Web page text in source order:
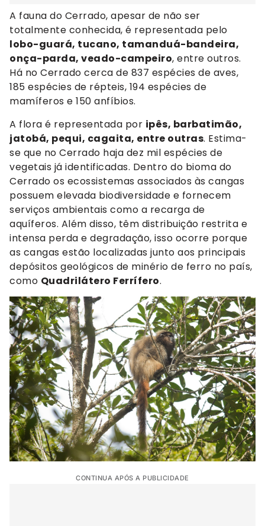
A fauna do Cerrado, apesar de não ser
totalmente conhecida, é representada pelo
lobo-guará, tucano, tamanduá-bandeira,
onça-parda, veado-campeiro, entre outros.
Há no Cerrado cerca de 837 espécies de aves,
185 espécies de répteis, 194 espécies de
mamíferos e 150 anfíbios.
A flora é representada por ipês, barbatimão,
jatobá, pequi, cagaita, entre outras. Estima-
se que no Cerrado haja dez mil espécies de
vegetais já identificadas. Dentro do bioma do
Cerrado os ecossistemas associados às cangas
possuem elevada biodiversidade e fornecem
serviços ambientais como a recarga de
aquíferos. Além disso, têm distribuição restrita e
intensa perda e degradação, isso ocorre porque
as cangas estão localizadas junto aos principais
depósitos geológicos de minério de ferro no país,
como Quadrilátero Ferrífero.
CONTINUA APÓS A PUBLICIDADE